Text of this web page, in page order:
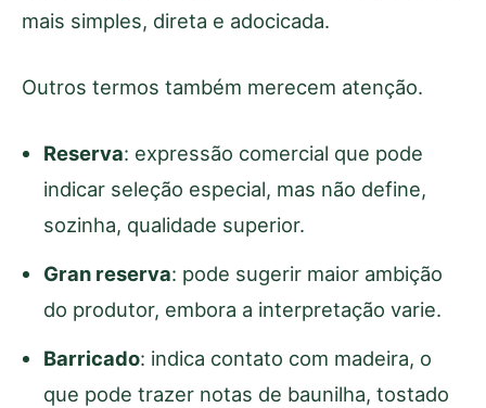
mais simples, direta e adocicada.
Outros termos também merecem atenção.
Reserva: expressão comercial que pode
indicar seleção especial, mas não define,
sozinha, qualidade superior.
Gran reserva: pode sugerir maior ambição
do produtor, embora a interpretação varie.
Barricado: indica contato com madeira, o
que pode trazer notas de baunilha, tostado